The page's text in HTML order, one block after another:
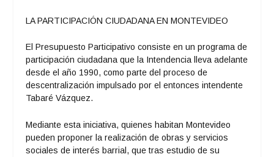
LA PARTICIPACIÓN CIUDADANA EN MONTEVIDEO
El Presupuesto Participativo consiste en un programa de
participación ciudadana que la Intendencia lleva adelante
desde el año 1990, como parte del proceso de
descentralización impulsado por el entonces intendente
Tabaré Vázquez.
Mediante esta iniciativa, quienes habitan Montevideo
pueden proponer la realización de obras y servicios
sociales de interés barrial, que tras estudio de su